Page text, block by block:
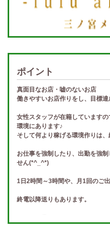
ポイント
真面目なお店・嘘のないお店
働きやすいお店作りをし、目標
女性スタッフが在籍しています
環境にあります♪
そして何より稼げる環境作りは
お仕事を強制したり、出勤を強
せん(*^_^*)
1日2時間～3時間や、月1回のご
終電以降送りもあります。